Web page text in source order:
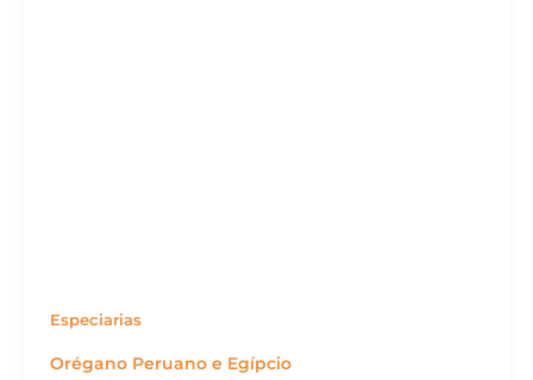
Especiarias
Orégano Peruano e Egípcio